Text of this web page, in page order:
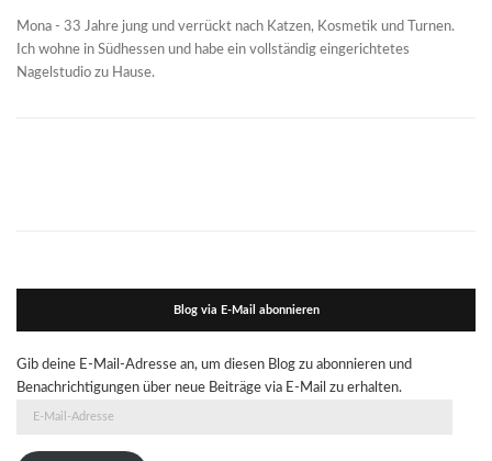
Mona - 33 Jahre jung und verrückt nach Katzen, Kosmetik und Turnen.
Ich wohne in Südhessen und habe ein vollständig eingerichtetes
Nagelstudio zu Hause.
Blog via E-Mail abonnieren
Gib deine E-Mail-Adresse an, um diesen Blog zu abonnieren und
Benachrichtigungen über neue Beiträge via E-Mail zu erhalten.
Adresse